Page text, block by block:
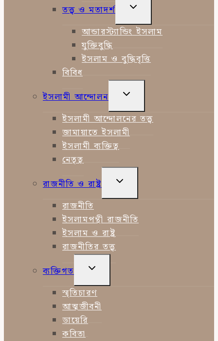
তত্ত্ব ও মতাদর্শ
TOGGLE
MENU
আন্ডারস্ট্যান্ডিং ইসলাম
যুক্তিবুদ্ধি
ইসলাম ও বুদ্ধিবৃত্তি
বিবিধ
ইসলামী আন্দোলন
TOGGLE
MENU
ইসলামী আন্দোলনের তত্ত্ব
জামায়াতে ইসলামী
ইসলামী ব্যক্তিত্ব
নেতৃত্ব
রাজনীতি ও রাষ্ট্র
TOGGLE
রাজনীতি
ইসলামপন্থী রাজনীতি
ইসলাম ও রাষ্ট্র
রাজনীতির তত্ত্ব
ব্যক্তিগত
TOGGLE
MENU
স্মৃতিচারণ
আত্মজীবনী
ডায়েরি
কবিতা